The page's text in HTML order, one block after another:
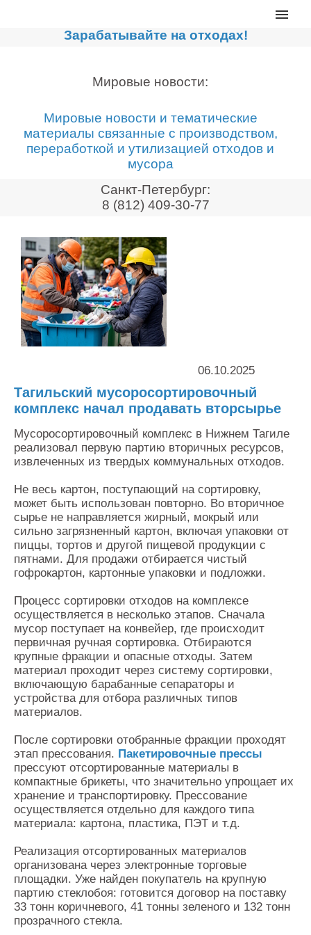
Главная
Сортировочные линии
Дробильное оборудование
Компакторы, контейнеры
Реализованные проекты
Видео
Новости компании
Мировые новости
О нас
Контакты
Оставить заявку
Зарабатывайте на отходах!
Мировые новости:
Мировые новости и тематические
материалы связанные с производством,
переработкой и утилизацией отходов и
мусора
Санкт-Петербург:
8 (812) 409-30-77
06.10.2025
Тагильский мусоросортировочный
комплекс начал продавать вторсырье
Мусоросортировочный комплекс в Нижнем Тагиле
реализовал первую партию вторичных ресурсов,
извлеченных из твердых коммунальных отходов.
Не весь картон, поступающий на сортировку,
может быть использован повторно. Во вторичное
сырье не направляется жирный, мокрый или
сильно загрязненный картон, включая упаковки от
пиццы, тортов и другой пищевой продукции с
пятнами. Для продажи отбирается чистый
гофрокартон, картонные упаковки и подложки.
Процесс сортировки отходов на комплексе
осуществляется в несколько этапов. Сначала
мусор поступает на конвейер, где происходит
первичная ручная сортировка. Отбираются
крупные фракции и опасные отходы. Затем
материал проходит через систему сортировки,
включающую барабанные сепараторы и
устройства для отбора различных типов
материалов.
После сортировки отобранные фракции проходят
этап прессования. Пакетировочные прессы
прессуют отсортированные материалы в
компактные брикеты, что значительно упрощает их
хранение и транспортировку. Прессование
осуществляется отдельно для каждого типа
материала: картона, пластика, ПЭТ и т.д.
Реализация отсортированных материалов
организована через электронные торговые
площадки. Уже найден покупатель на крупную
партию стеклобоя: готовится договор на поставку
33 тонн коричневого, 41 тонны зеленого и 132 тонн
прозрачного стекла.